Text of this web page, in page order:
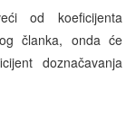
od koeficijenta
članka, onda će
doznačavanja